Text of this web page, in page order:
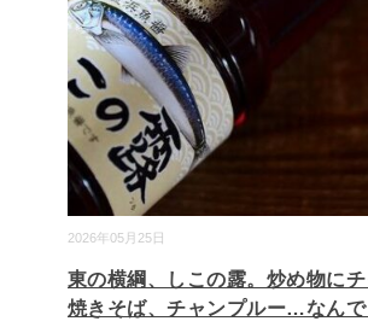
2026年05月25日
東の横綱、しこの露。炒め物にチ
焼きそば、チャンプルー…なんで